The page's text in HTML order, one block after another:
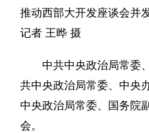
推动西部大开发座谈会并
记者 王晔 摄
中共中央政治局常委、
共中央政治局常委、中央
中央政治局常委、国务院
会。